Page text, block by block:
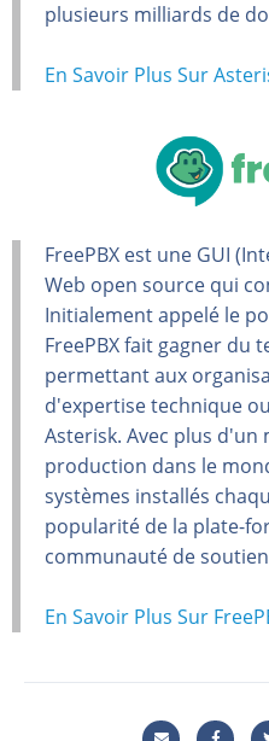
plusieurs milliards de
En Savoir Plus Sur
FreePBX est une GUI
Web open source qui
Initialement appelé le
FreePBX fait gagner du
permettant aux
d'expertise technique
Asterisk. Avec plus d'un
production dans le
systèmes installés
popularité de la plate-
communauté de
En Savoir Plus Sur